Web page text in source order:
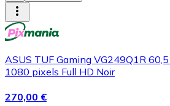
ASUS TUF Gaming VG249Q1R
1080 pixels Full HD Noir
270,00 €